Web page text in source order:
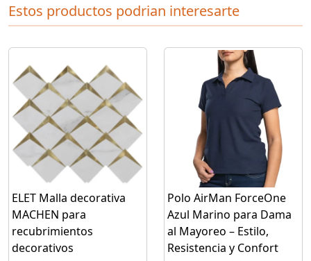
Estos productos podrian interesarte
ELET Malla decorativa
MACHEN para
recubrimientos
decorativos
Polo AirMan ForceOne
Azul Marino para Dama
al Mayoreo – Estilo,
Resistencia y Confort